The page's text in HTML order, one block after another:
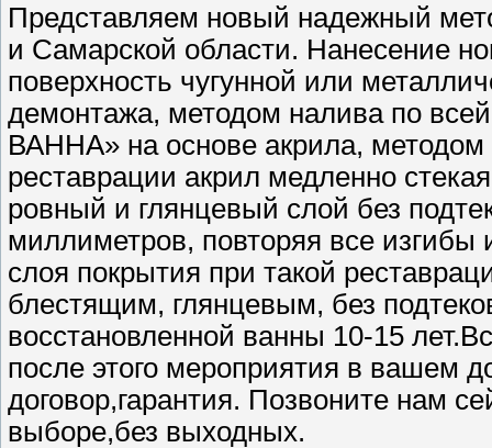
Представляем новый надежный
и Самарской области. Нанесение
поверхность чугунной или
демонтажа, методом налива по
ВАННА» на основе акрила,
реставрации акрил медленно
ровный и глянцевый слой без
миллиметров, повторяя все
слоя покрытия при такой
блестящим, глянцевым, без
восстановленной ванны 10-15
после этого мероприятия в вашем
договор,гарантия. Позвоните нам
выборе,без выходных.